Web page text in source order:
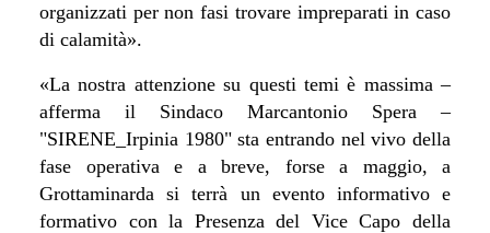
organizzati per non fasi trovare impreparati in caso
di calamità».
«La nostra attenzione su questi temi è massima –
afferma il Sindaco Marcantonio Spera –
"SIRENE_Irpinia 1980" sta entrando nel vivo della
fase operativa e a breve, forse a maggio, a
Grottaminarda si terrà un evento informativo e
formativo con la Presenza del Vice Capo della